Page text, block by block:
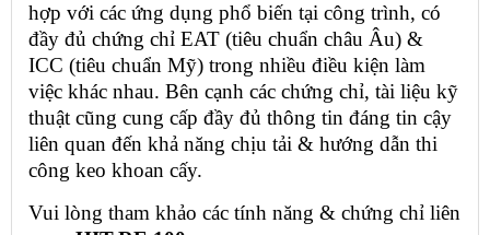
hợp với các ứng dụng phổ biến tại công trình, có
đầy đủ chứng chỉ EAT (tiêu chuẩn châu Âu) &
ICC (tiêu chuẩn Mỹ) trong nhiều điều kiện làm
việc khác nhau. Bên cạnh các chứng chỉ, tài liệu kỹ
thuật cũng cung cấp đầy đủ thông tin đáng tin cậy
liên quan đến khả năng chịu tải & hướng dẫn thi
công keo khoan cấy.
Vui lòng tham khảo các tính năng & chứng chỉ liên